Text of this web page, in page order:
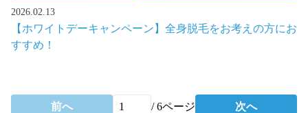
2026.02.13
【ホワイトデーキャンペーン】全身脱毛をお考えの方にお
すすめ！
前へ /6ページ 次へ